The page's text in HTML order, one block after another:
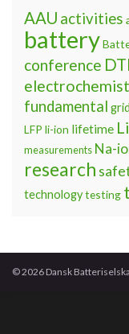
AAU activities
battery
conference DTI
fundamental grid
LFP li-ion lifetime
measurements Na-
research
technologytesting
© 2026 Dansk